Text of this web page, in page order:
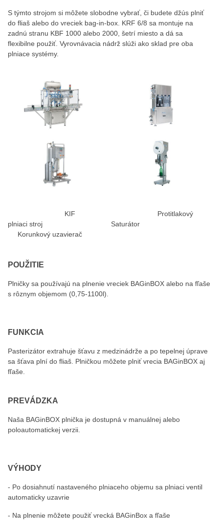
S týmto strojom si môžete slobodne vybrať, či budete džús plniť
do fliaš alebo do vreciek bag-in-box. KRF 6/8 sa montuje na
zadnú stranu KBF 1000 alebo 2000, šetrí miesto a dá sa
flexibilne použiť. Vyrovnávacia nádrž slúži ako sklad pre oba
plniace systémy.
KIF Protitlakový
plniaci stroj Saturátor
Korunkový uzavierač
POUŽITIE
Plničky sa používajú na plnenie vreciek BAGinBOX alebo na fľaše
s rôznym objemom (0,75-1100l).
FUNKCIA
Pasterizátor extrahuje šťavu z medzinádrže a po tepelnej úprave
sa šťava plní do fliaš. Plničkou môžete plniť vrecia BAGinBOX aj
fľaše.
PREVÁDZKA
Naša BAGinBOX plnička je dostupná v manuálnej alebo
poloautomatickej verzii.
VÝHODY
- Po dosiahnutí nastaveného plniaceho objemu sa plniaci ventil
automaticky uzavrie
- Na plnenie môžete použiť vrecká BAGinBox a fľaše